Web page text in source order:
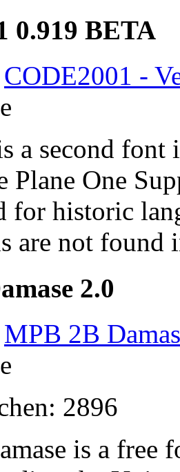
0.919 BETA
CODE2001 -
a second
Plane One
for historic
are not found
2.0
MPB 2B
2896
is a free